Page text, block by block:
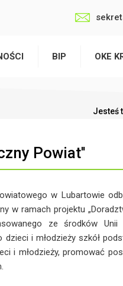
BIP OKE
Jesteś
Powiat''
w Lubartowie
w ramach projektu
ze środków
dzieci i młodzieży szkół
i młodzieży, promować